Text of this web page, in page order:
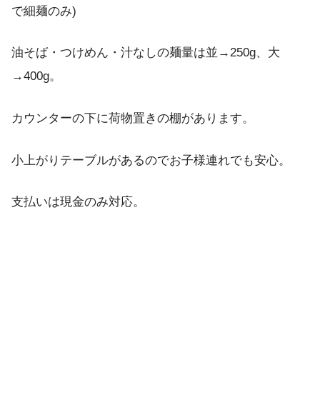
で細麺のみ)
油そば・つけめん・汁なしの麺量は並→250g、大
→400g。
カウンターの下に荷物置きの棚があります。
小上がりテーブルがあるのでお子様連れでも安心。
支払いは現金のみ対応。